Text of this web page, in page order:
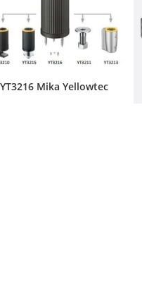
YT3216 Mika Yellowtec